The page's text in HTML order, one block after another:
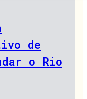
de
o Rio